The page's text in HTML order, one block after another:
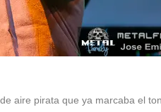
aire pirata que ya marcaba el